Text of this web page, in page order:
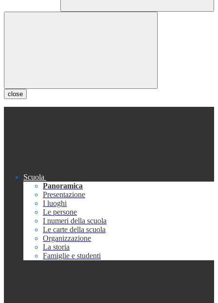
close
Scuola
Panoramica
Presentazione
I luoghi
Le persone
I numeri della scuola
Le carte della scuola
Organizzazione
La storia
Famiglie e studenti